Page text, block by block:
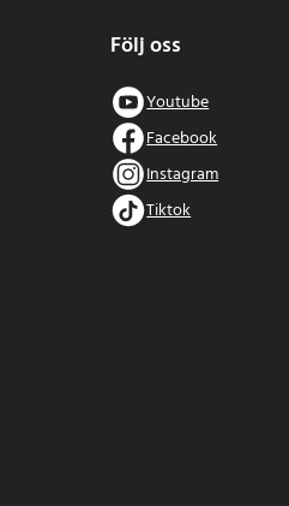
Följ oss
Youtube
Facebook
Instagram
Tiktok